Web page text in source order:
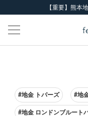
【重要】熊本
#地金 トパーズ #地
#地金 ロンドンブルート